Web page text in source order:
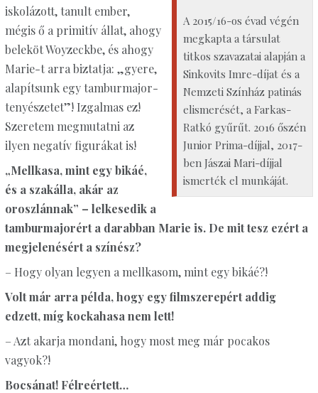
A 2015/16-os évad végén
megkapta a társulat
titkos szavazatai alapján a
Sinkovits Imre-díjat és a
Nemzeti Színház patinás
elismerését, a Farkas-
Ratkó gyűrűt. 2016 őszén
Junior Prima-díjjal, 2017-
ben Jászai Mari-díjjal
ismerték el munkáját.
iskolázott, tanult ember,
mégis ő a primitív állat, ahogy
beleköt Woyzeckbe, és ahogy
Marie-t arra biztatja: „gyere,
alapítsunk egy tamburmajor-
tenyészetet”! Izgalmas ez!
Szeretem megmutatni az
ilyen negatív figurákat is!
„Mellkasa, mint egy bikáé,
és a szakálla, akár az
oroszlánnak” – lelkesedik a
tamburmajorért a darabban Marie is. De mit tesz ezért a
megjelenésért a színész?
– Hogy olyan legyen a mellkasom, mint egy bikáé?!
Volt már arra példa, hogy egy filmszerepért addig
edzett, míg kockahasa nem lett!
– Azt akarja mondani, hogy most meg már pocakos
vagyok?!
Bocsánat! Félreértett…